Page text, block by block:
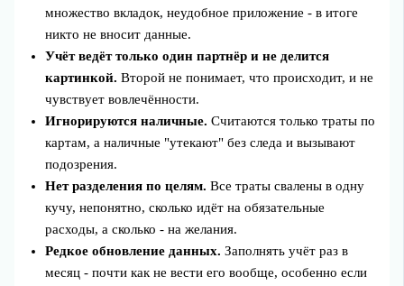
множество вкладок, неудобное приложение - в итоге
никто не вносит данные.
Учёт ведёт только один партнёр и не делится
картинкой. Второй не понимает, что происходит, и не
чувствует вовлечённости.
Игнорируются наличные. Считаются только траты по
картам, а наличные "утекают" без следа и вызывают
подозрения.
Нет разделения по целям. Все траты свалены в одну
кучу, непонятно, сколько идёт на обязательные
расходы, а сколько - на желания.
Редкое обновление данных. Заполнять учёт раз в
месяц - почти как не вести его вообще, особенно если